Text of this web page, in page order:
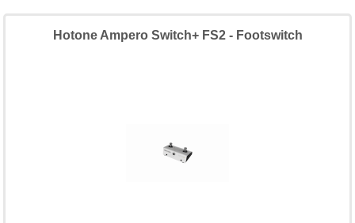
Hotone Ampero Switch+ FS2 - Footswitch